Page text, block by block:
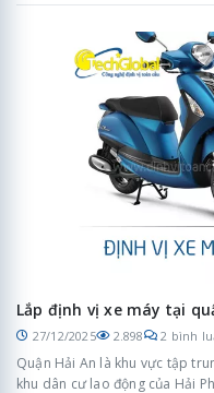
Lắp định vị xe máy tại
27/12/2025 2.898 2 bình
Quận Hải An là khu vực tập
khu dân cư lao động của Hải